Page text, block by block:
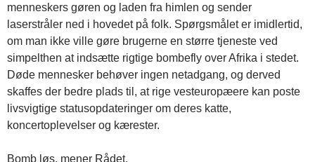
menneskers gøren og laden fra himlen og sender
laserstråler ned i hovedet på folk. Spørgsmålet er imidlertid,
om man ikke ville gøre brugerne en større tjeneste ved
simpelthen at indsætte rigtige bombefly over Afrika i stedet.
Døde mennesker behøver ingen netadgang, og derved
skaffes der bedre plads til, at rige vesteuropæere kan poste
livsvigtige statusopdateringer om deres katte,
koncertoplevelser og kærester.
Bomb løs, mener Rådet.